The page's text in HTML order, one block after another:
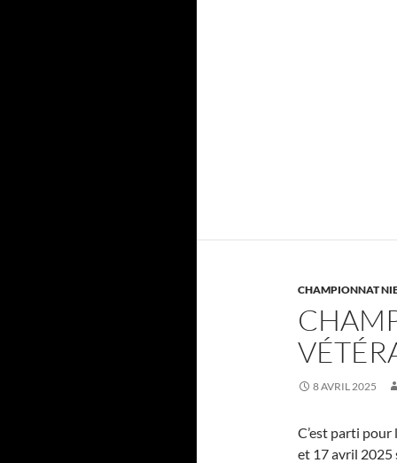
CHAMPIONNAT
8 AVRIL 2025
C’est parti
et 17 avril 2025